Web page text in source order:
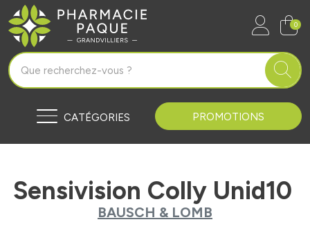
Pharmacie Paque Grandvilliers
0
CATÉGORIES PROMOTIONS
Sensivision Colly Unid10
BAUSCH & LOMB